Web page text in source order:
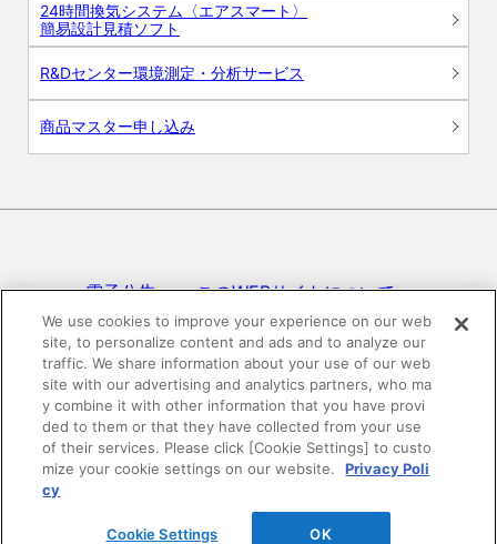
24時間換気システム〈エアスマート〉
簡易設計見積ソフト
R&Dセンター環境測定・分析サービス
商品マスター申し込み
電子公告 このWEBサイトについて
プライバシーポリシー
SNSコミュニティガイドライン サイトマップ
©DAIKEN Corporation All Rights Reserved.
We use cookies to improve your experience on our web
site, to personalize content and ads and to analyze our
traffic. We share information about your use of our web
site with our advertising and analytics partners, who ma
y combine it with other information that you have provi
ded to them or that they have collected from your use
of their services. Please click [Cookie Settings] to custo
mize your cookie settings on our website.
Privacy Poli
cy
Cookie Settings OK